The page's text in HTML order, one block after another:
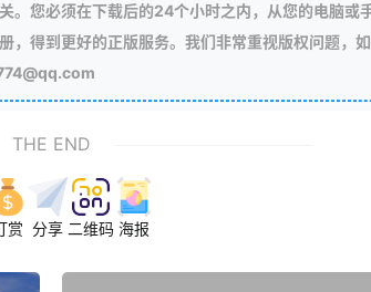
。您必须在下载后的24个小时之内，从您的电脑或
，得到更好的正版服务。我们非常重视版权问题，
THE END
赏 分享 二维码 海报